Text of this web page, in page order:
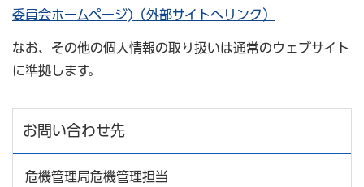
委員会ホームページ)（外部サイトへリンク）
なお、その他の個人情報の取り扱いは通常のウェブサイト
に準拠します。
お問い合わせ先
危機管理局危機管理担当